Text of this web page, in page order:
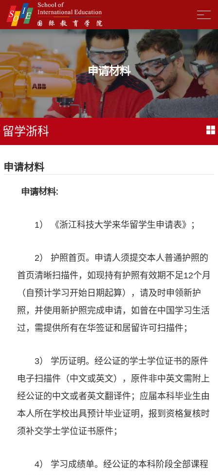
申请材料
留学浙科
申请材料
申请材料:
1） 《浙江科技大学来华留学生申请表》；
2） 护照首页。申请人须提交本人普通护照的
首页清晰扫描件，如现持有护照有效期不足12个月
（自预计学习开始日期起算），请及时申领新护
照，并使用新护照完成申请，如曾在中国学习生活
过，需提供所有在华签证和居留许可扫描件；
3） 学历证明。经公证的学士学位证书的原件
电子扫描件（中文或英文），原件非中英文需附上
经公证的中文或者英文翻译件；应届本科毕业生由
本人所在学校出具预计毕业证明，报到资格复核时
须补交学士学位证书原件；
4） 学习成绩单。经公证的本科阶段全部课程